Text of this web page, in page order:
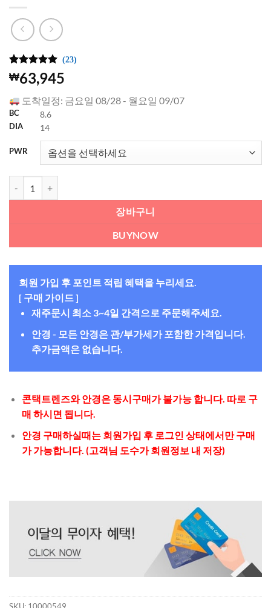
5개의 고객
평가를 기
만점에
23
점
으로 평가
됨
(23)
₩63,945
도착일정: 금요일 08/28 - 월요일 09/07
BC 8.6
DIA 14
PWR
장바구니
BUYNOW
회원 가입 후 포인트 적립 혜택을 누리세요.
[ 구매 가이드 ]
재주문시 최소 3~4일 간격으로 주문해주세요.
안경 - 모든 안경은 관/부가세가 포함한 가격입니다.
추가금액은 없습니다.
콘택트렌즈와 안경은 동시구매가 불가능 합니다. 따로 구
매 하시면 됩니다.
안경 구매하실때는 회원가입 후 로그인 상태에서만 구매
가 가능합니다. (고객님 도수가 회원정보 내 저장)